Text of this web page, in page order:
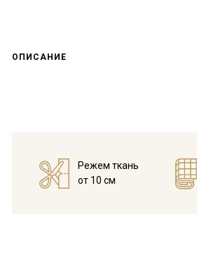
ОПИСАНИЕ
Режем ткань
от 10 см